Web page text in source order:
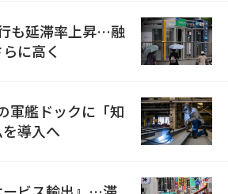
も延滞率上昇…融
に高く
軍艦ドックに「知
導入へ